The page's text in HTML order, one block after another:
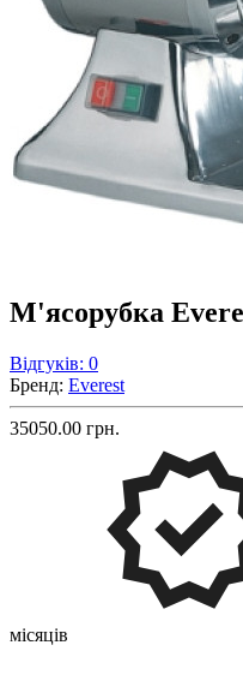
М'ясорубка
Відгуків: 0
Бренд: Everest
35050.00 грн.
місяців